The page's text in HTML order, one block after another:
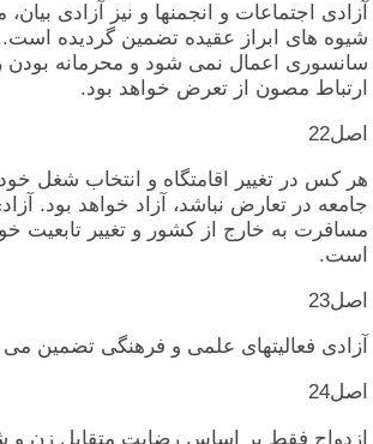
آزادی‏ اجتماعات‏ و انجمنها و نیز آزادی‏
شیوه‏ های‏ ابراز عقیده‏ تضمین‏ گردیده‏ است‏.
سانسوری‏ اعمال‏ نمی‏ شود و محرمانه‏ بودن‏
ارتباط مصون‏ از تعرض‏ خواهد بود.
اصل‏22
هر کس‏ در تغییر اقامتگاه‏ و انتخاب‏ شغل‏
جامعه‏ در تعارض‏ نباشد، آزاد خواهد بود.
مسافرت‏ به‏ خارج‏ از کشور و تغییر تابعیت‏
است‏.
اصل‏23
آزادی‏ فعالیتهای‏ علمی‏ و فرهنگی‏ تضمین‏
اصل‏24
ازدواج‏ فقط بر اساس‏ رضایت‏ متقابل‏ زن‏ و